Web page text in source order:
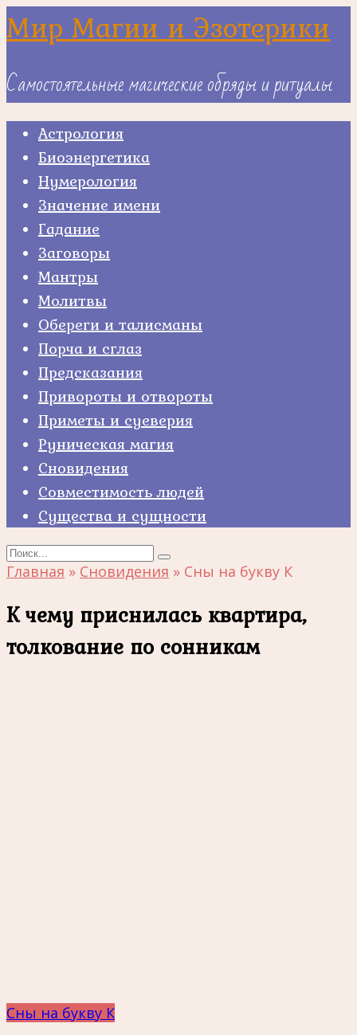
Skip
to
Мир Магии и Эзотерики
Самостоятельные магические обряды и ритуалы
Астрология
Биоэнергетика
Нумерология
Значение имени
Гадание
Заговоры
Мантры
Молитвы
Обереги и талисманы
Порча и сглаз
Предсказания
Привороты и отвороты
Приметы и суеверия
Руническая магия
Сновидения
Совместимость людей
Существа и сущности
Search
for:
Главная » Сновидения » Сны на букву К
К чему приснилась квартира,
толкование по сонникам
Сны на букву К